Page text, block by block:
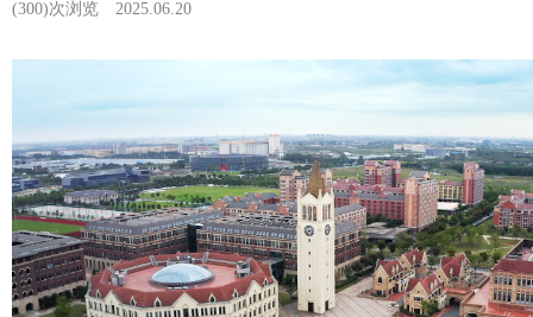
(300)次浏览 2025.06.20